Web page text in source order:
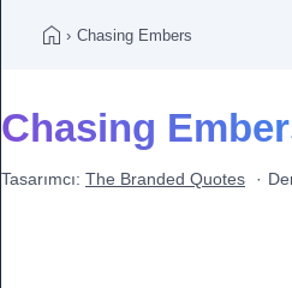
› Chasing Embers
Chasing
Tasarımcı: The Branded Quotes